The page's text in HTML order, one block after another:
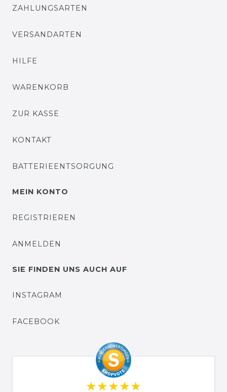
ZAHLUNGSARTEN
VERSANDARTEN
HILFE
WARENKORB
ZUR KASSE
KONTAKT
BATTERIEENTSORGUNG
MEIN KONTO
REGISTRIEREN
ANMELDEN
SIE FINDEN UNS AUCH AUF
INSTAGRAM
FACEBOOK